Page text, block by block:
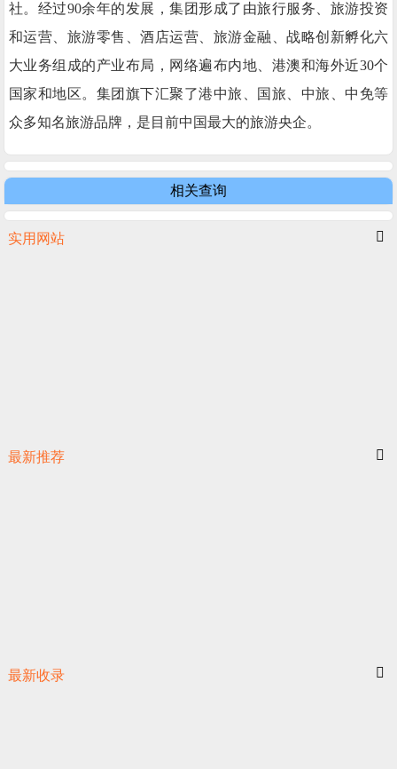
社。经过90余年的发展，集团形成了由旅行服务、旅游投资
和运营、旅游零售、酒店运营、旅游金融、战略创新孵化六
大业务组成的产业布局，网络遍布内地、港澳和海外近30个
国家和地区。集团旗下汇聚了港中旅、国旅、中旅、中免等
众多知名旅游品牌，是目前中国最大的旅游央企。
相关查询
实用网站
最新推荐
最新收录